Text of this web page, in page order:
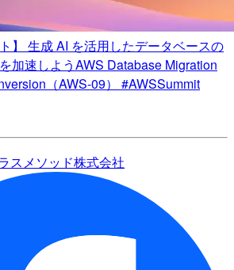
】 生成 AI を活用したデータベースの
加速しようAWS Database Migration
（AWS-09） #AWSSummit
スメソッド株式会社